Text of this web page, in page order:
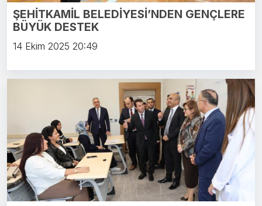
ŞEHİTKAMİL BELEDİYESİ’NDEN GENÇLERE
BÜYÜK DESTEK
14 Ekim 2025 20:49